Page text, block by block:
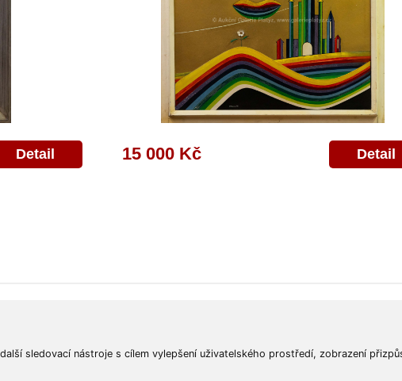
sledovací nástroje s cílem vylepšení uživatelského prostředí, zobrazení
Detail 15 000 Kč Detail